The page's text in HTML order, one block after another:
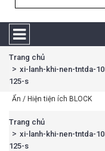
Trang chủ
xi-lanh-khi-nen-tntda-
125-s
Ẩn / Hiện tiện ích BLOCK
Trang chủ
xi-lanh-khi-nen-tntda-
125-s